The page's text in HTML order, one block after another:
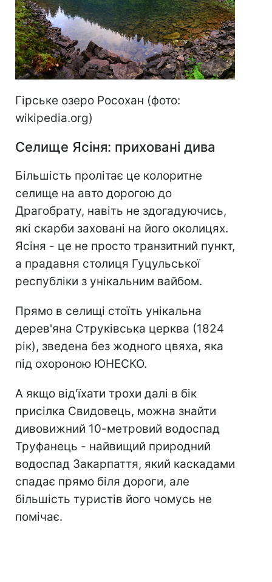
Гірське озеро Росохан (фото:
wikipedia.org)
Селище Ясіня: приховані дива
Більшість пролітає це колоритне
селище на авто дорогою до
Драгобрату, навіть не здогадуючись,
які скарби заховані на його околицях.
Ясіня - це не просто транзитний пункт,
а прадавня столиця Гуцульської
республіки з унікальним вайбом.
Прямо в селищі стоїть унікальна
дерев'яна Струківська церква (1824
рік), зведена без жодного цвяха, яка
під охороною ЮНЕСКО.
А якщо від'їхати трохи далі в бік
присілка Свидовець, можна знайти
дивовижний 10-метровий водоспад
Труфанець - найвищий природний
водоспад Закарпаття, який каскадами
спадає прямо біля дороги, але
більшість туристів його чомусь не
помічає.